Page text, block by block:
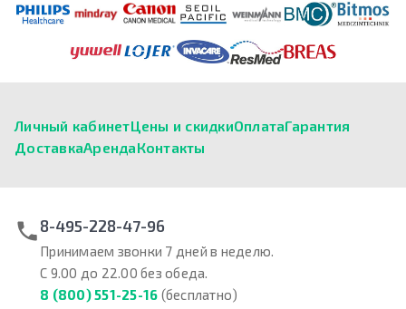
Личный кабинетЦены и скидкиОплатаГарантия
ДоставкаАрендаКонтакты
8-495-228-47-96
Принимаем звонки 7 дней в неделю.
С 9.00 до 22.00 без обеда.
8 (800) 551-25-16 (бесплатно)